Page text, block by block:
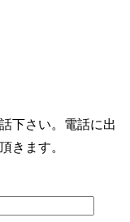
下さい。電話に出
きます。